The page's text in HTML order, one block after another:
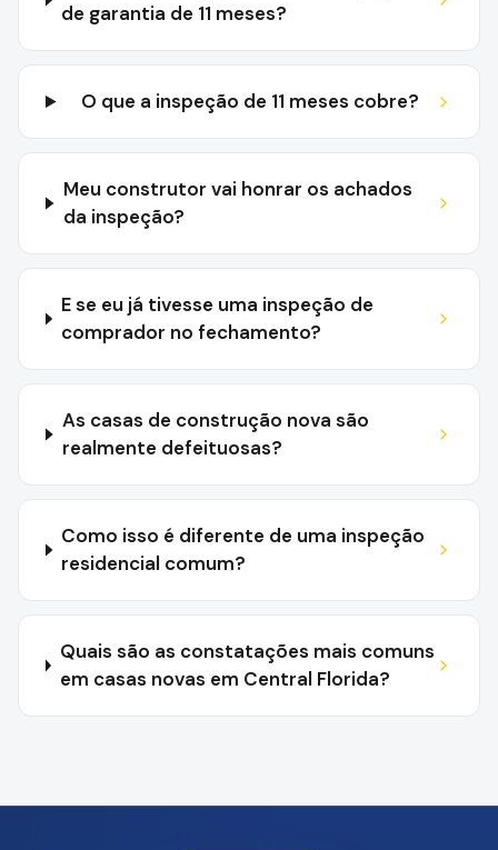
de garantia de 11 meses?
O que a inspeção de 11 meses cobre?
Meu construtor vai honrar os achados
da inspeção?
E se eu já tivesse uma inspeção de
comprador no fechamento?
As casas de construção nova são
realmente defeituosas?
Como isso é diferente de uma inspeção
residencial comum?
Quais são as constatações mais comuns
em casas novas em Central Florida?